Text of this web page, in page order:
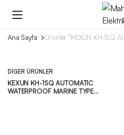
Ana Sayfa Ürünler “KEXUN KH-1SQ
DIGER ÜRÜNLER
KEXUN KH-1SQ AUTOMATIC
WATERPROOF MARINE TYPE